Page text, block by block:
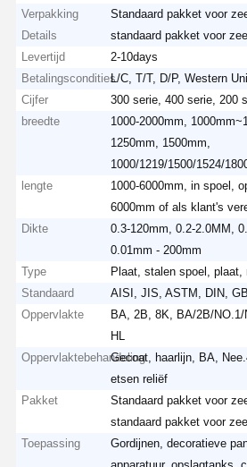
Verpakking
Details
Standaard pakket voor
standaard pakket voor
Levertijd
2-10days
BetalingsconditiesL/C, T/T, D/P, Western
Cijfer
300 serie, 400 serie, 200
breedte
1000-2000mm,
1250mm, 1500mm,
1000/1219/1500/1524/
lengte
1000-6000mm, in spoel,
6000mm of als klant's
Dikte
0.3-120mm, 0.2-2.0MM,
0.01mm - 200mm
Type
Plaat, stalen spoel, plaat,
Standaard
AISI, JIS, ASTM, DIN,
Oppervlakte
BA, 2B, 8K, BA/2B/NO.1/
HL
OppervlaktebehandelingGecoat, haarlijn, BA,
etsen reliëf
Pakket
Standaard pakket voor
standaard pakket voor
Toepassing
Gordijnen, decoratieve